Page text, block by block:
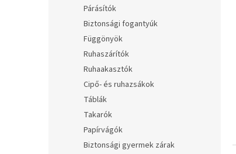
Párásítók
Biztonsági fogantyúk
Függönyök
Ruhaszárítók
Ruhaakasztók
Cipő- és ruhazsákok
Táblák
Takarók
Papírvágók
Biztonsági gyermek zárak